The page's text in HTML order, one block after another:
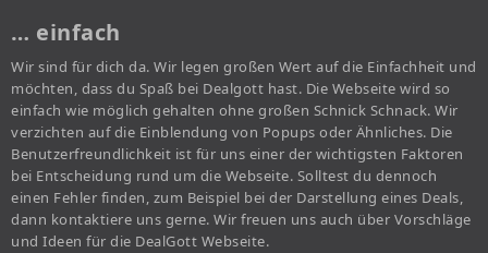
… einfach
Wir sind für dich da. Wir legen großen Wert auf die Einfachheit und
möchten, dass du Spaß bei Dealgott hast. Die Webseite wird so
einfach wie möglich gehalten ohne großen Schnick Schnack. Wir
verzichten auf die Einblendung von Popups oder Ähnliches. Die
Benutzerfreundlichkeit ist für uns einer der wichtigsten Faktoren
bei Entscheidung rund um die Webseite. Solltest du dennoch
einen Fehler finden, zum Beispiel bei der Darstellung eines Deals,
dann kontaktiere uns gerne. Wir freuen uns auch über Vorschläge
und Ideen für die DealGott Webseite.